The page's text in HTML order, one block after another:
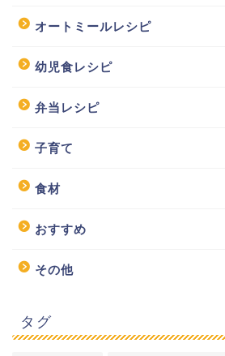
オートミールレシピ
幼児食レシピ
弁当レシピ
子育て
食材
おすすめ
その他
タグ